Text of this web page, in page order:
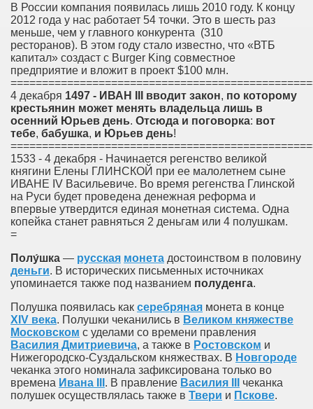
В России компания появилась лишь 2010 году. К концу
2012 года у нас работает 54 точки. Это в шесть раз
меньше, чем у главного конкурента (310
ресторанов). В этом году стало известно, что «ВТБ
капитал» создаст с Burger King совместное
предприятие и вложит в проект $100 млн.
4 декабря 1497 - ИВАН вводит закон, по которому
крестьянин может менять владельца лишь в
осенний Юрьев день. Отсюда и поговорка: вот
тебе, бабушка, и Юрьев день!
1533 - 4 декабря - Начинается регенство великой
княгини Елены ГЛИНСКОЙ при ее малолетнем сыне
ИВАНЕ IV Васильевиче. Во время регенства Глинской
на Руси будет проведена денежная реформа и
впервые утвердится единая монетная система. Одна
копейка станет равняться 2 деньгам или 4 полушкам.
=
Полу́шка — русская монета достоинством в половину
деньги. В исторических письменных источниках
упоминается также под названием полуденга.
Полушка появилась как серебряная монета в конце
XIV века. Полушки чеканились в Великом княжестве
Московском с уделами со времени правления
Василия Дмитриевича, а также в Ростовском и
Нижегородско-Суздальском княжествах. В Новгороде
чеканка этого номинала зафиксирована только во
времена Ивана III . В правление Василия III
чеканка
полушек осуществлялась также в Твери и Пскове.